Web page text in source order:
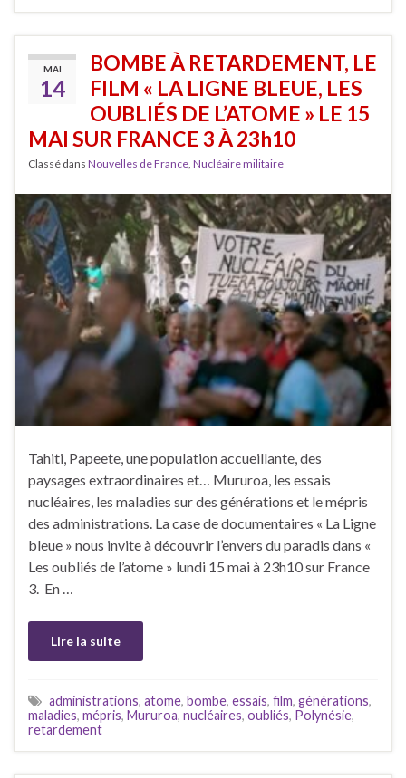
MAI
14
BOMBE À RETARDEMENT, LE
FILM « LA LIGNE BLEUE, LES
OUBLIÉS DE L’ATOME » LE 15
MAI SUR FRANCE 3 À 23h10
Classé dans Nouvelles de France, Nucléaire militaire
Tahiti, Papeete, une population accueillante, des
paysages extraordinaires et… Mururoa, les essais
nucléaires, les maladies sur des générations et le mépris
des administrations. La case de documentaires « La Ligne
bleue » nous invite à découvrir l’envers du paradis dans «
Les oubliés de l’atome » lundi 15 mai à 23h10 sur France
3. En …
Lire la suite
administrations, atome, bombe, essais, film, générations,
maladies, mépris, Mururoa, nucléaires, oubliés, Polynésie,
retardement